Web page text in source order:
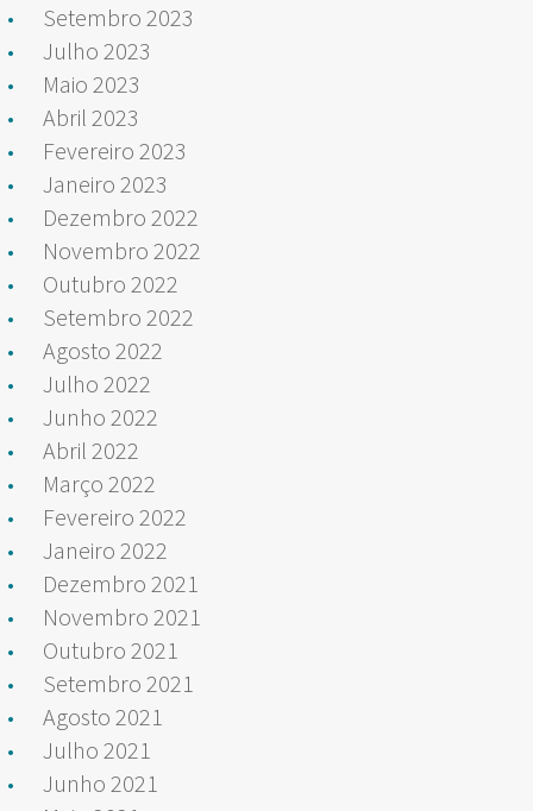
Setembro 2023
Julho 2023
Maio 2023
Abril 2023
Fevereiro 2023
Janeiro 2023
Dezembro 2022
Novembro 2022
Outubro 2022
Setembro 2022
Agosto 2022
Julho 2022
Junho 2022
Abril 2022
Março 2022
Fevereiro 2022
Janeiro 2022
Dezembro 2021
Novembro 2021
Outubro 2021
Setembro 2021
Agosto 2021
Julho 2021
Junho 2021